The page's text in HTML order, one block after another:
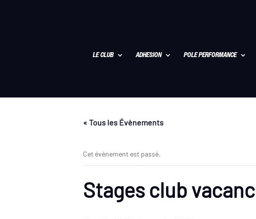
LE CLUB ADHESION POLE PERFORMANCE
« Tous les Évènements
Cet évènement est passé.
Stages club